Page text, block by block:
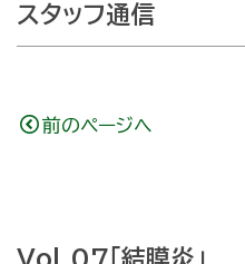
スタッフ通信
前のページへ
Vol.07「結膜炎」